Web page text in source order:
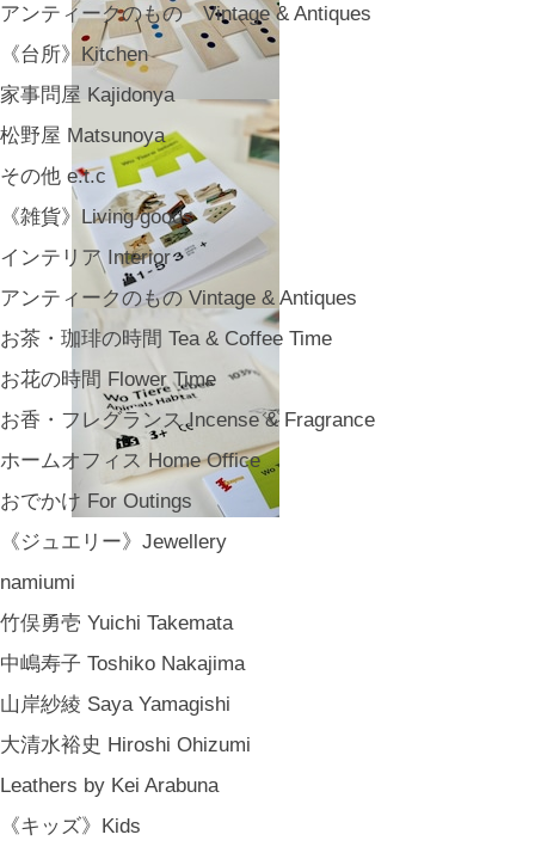
アンティークのもの Vintage & Antiques
《台所》Kitchen
家事問屋 Kajidonya
松野屋 Matsunoya
その他 e.t.c
《雑貨》Living goods
インテリア Interior
アンティークのもの Vintage & Antiques
お茶・珈琲の時間 Tea & Coffee Time
お花の時間 Flower Time
お香・フレグランス Incense & Fragrance
ホームオフィス Home Office
おでかけ For Outings
《ジュエリー》Jewellery
namiumi
竹俣勇壱 Yuichi Takemata
中嶋寿子 Toshiko Nakajima
山岸紗綾 Saya Yamagishi
大清水裕史 Hiroshi Ohizumi
Leathers by Kei Arabuna
《キッズ》Kids